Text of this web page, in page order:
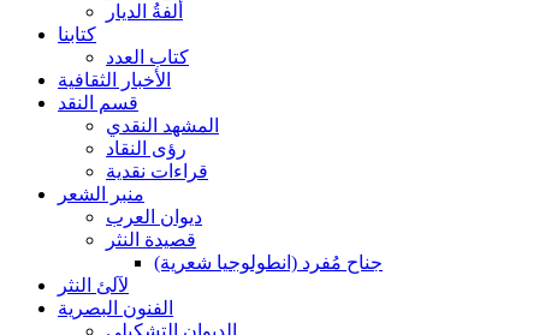
أُلفةُ الديار
كتابنا
كتاب العدد
الأخبار الثقافية
قسم النقد
المشهد النقدي
رؤى النقاد
قراءات نقدية
منبر الشعر
ديوان العرب
قصيدة النثر
جناح مُفرد (انطولوجيا شعرية)
لآلئ النثر
الفنون البصرية
الديوان التشكيلي